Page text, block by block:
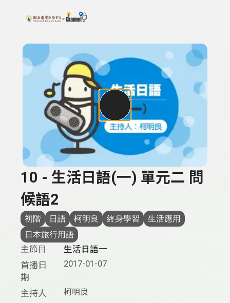
上方功能區塊
搜尋關鍵字：可輸入節目名稱、主持人或關鍵字
10 - 生活日語(一) 單元二 問
候語2
初階 日語 柯明良 終身學習
生活應用
日本旅行用語
主節目
生活日語一
首播日
期
2017-01-07
主持人 柯明良